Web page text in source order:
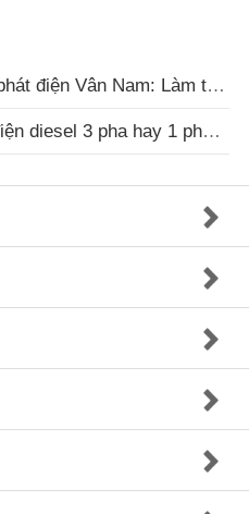
last: Nhà sản xuất tổ máy phát điện Vân Nam: Làm thế nào để kéo dài hiệu quả tuổi thọ của máy phát điện di
next: Nên chọn máy phát điện diesel 3 pha hay 1 pha? Phân tích chi tiết ưu nhược điểm của cả hai loại